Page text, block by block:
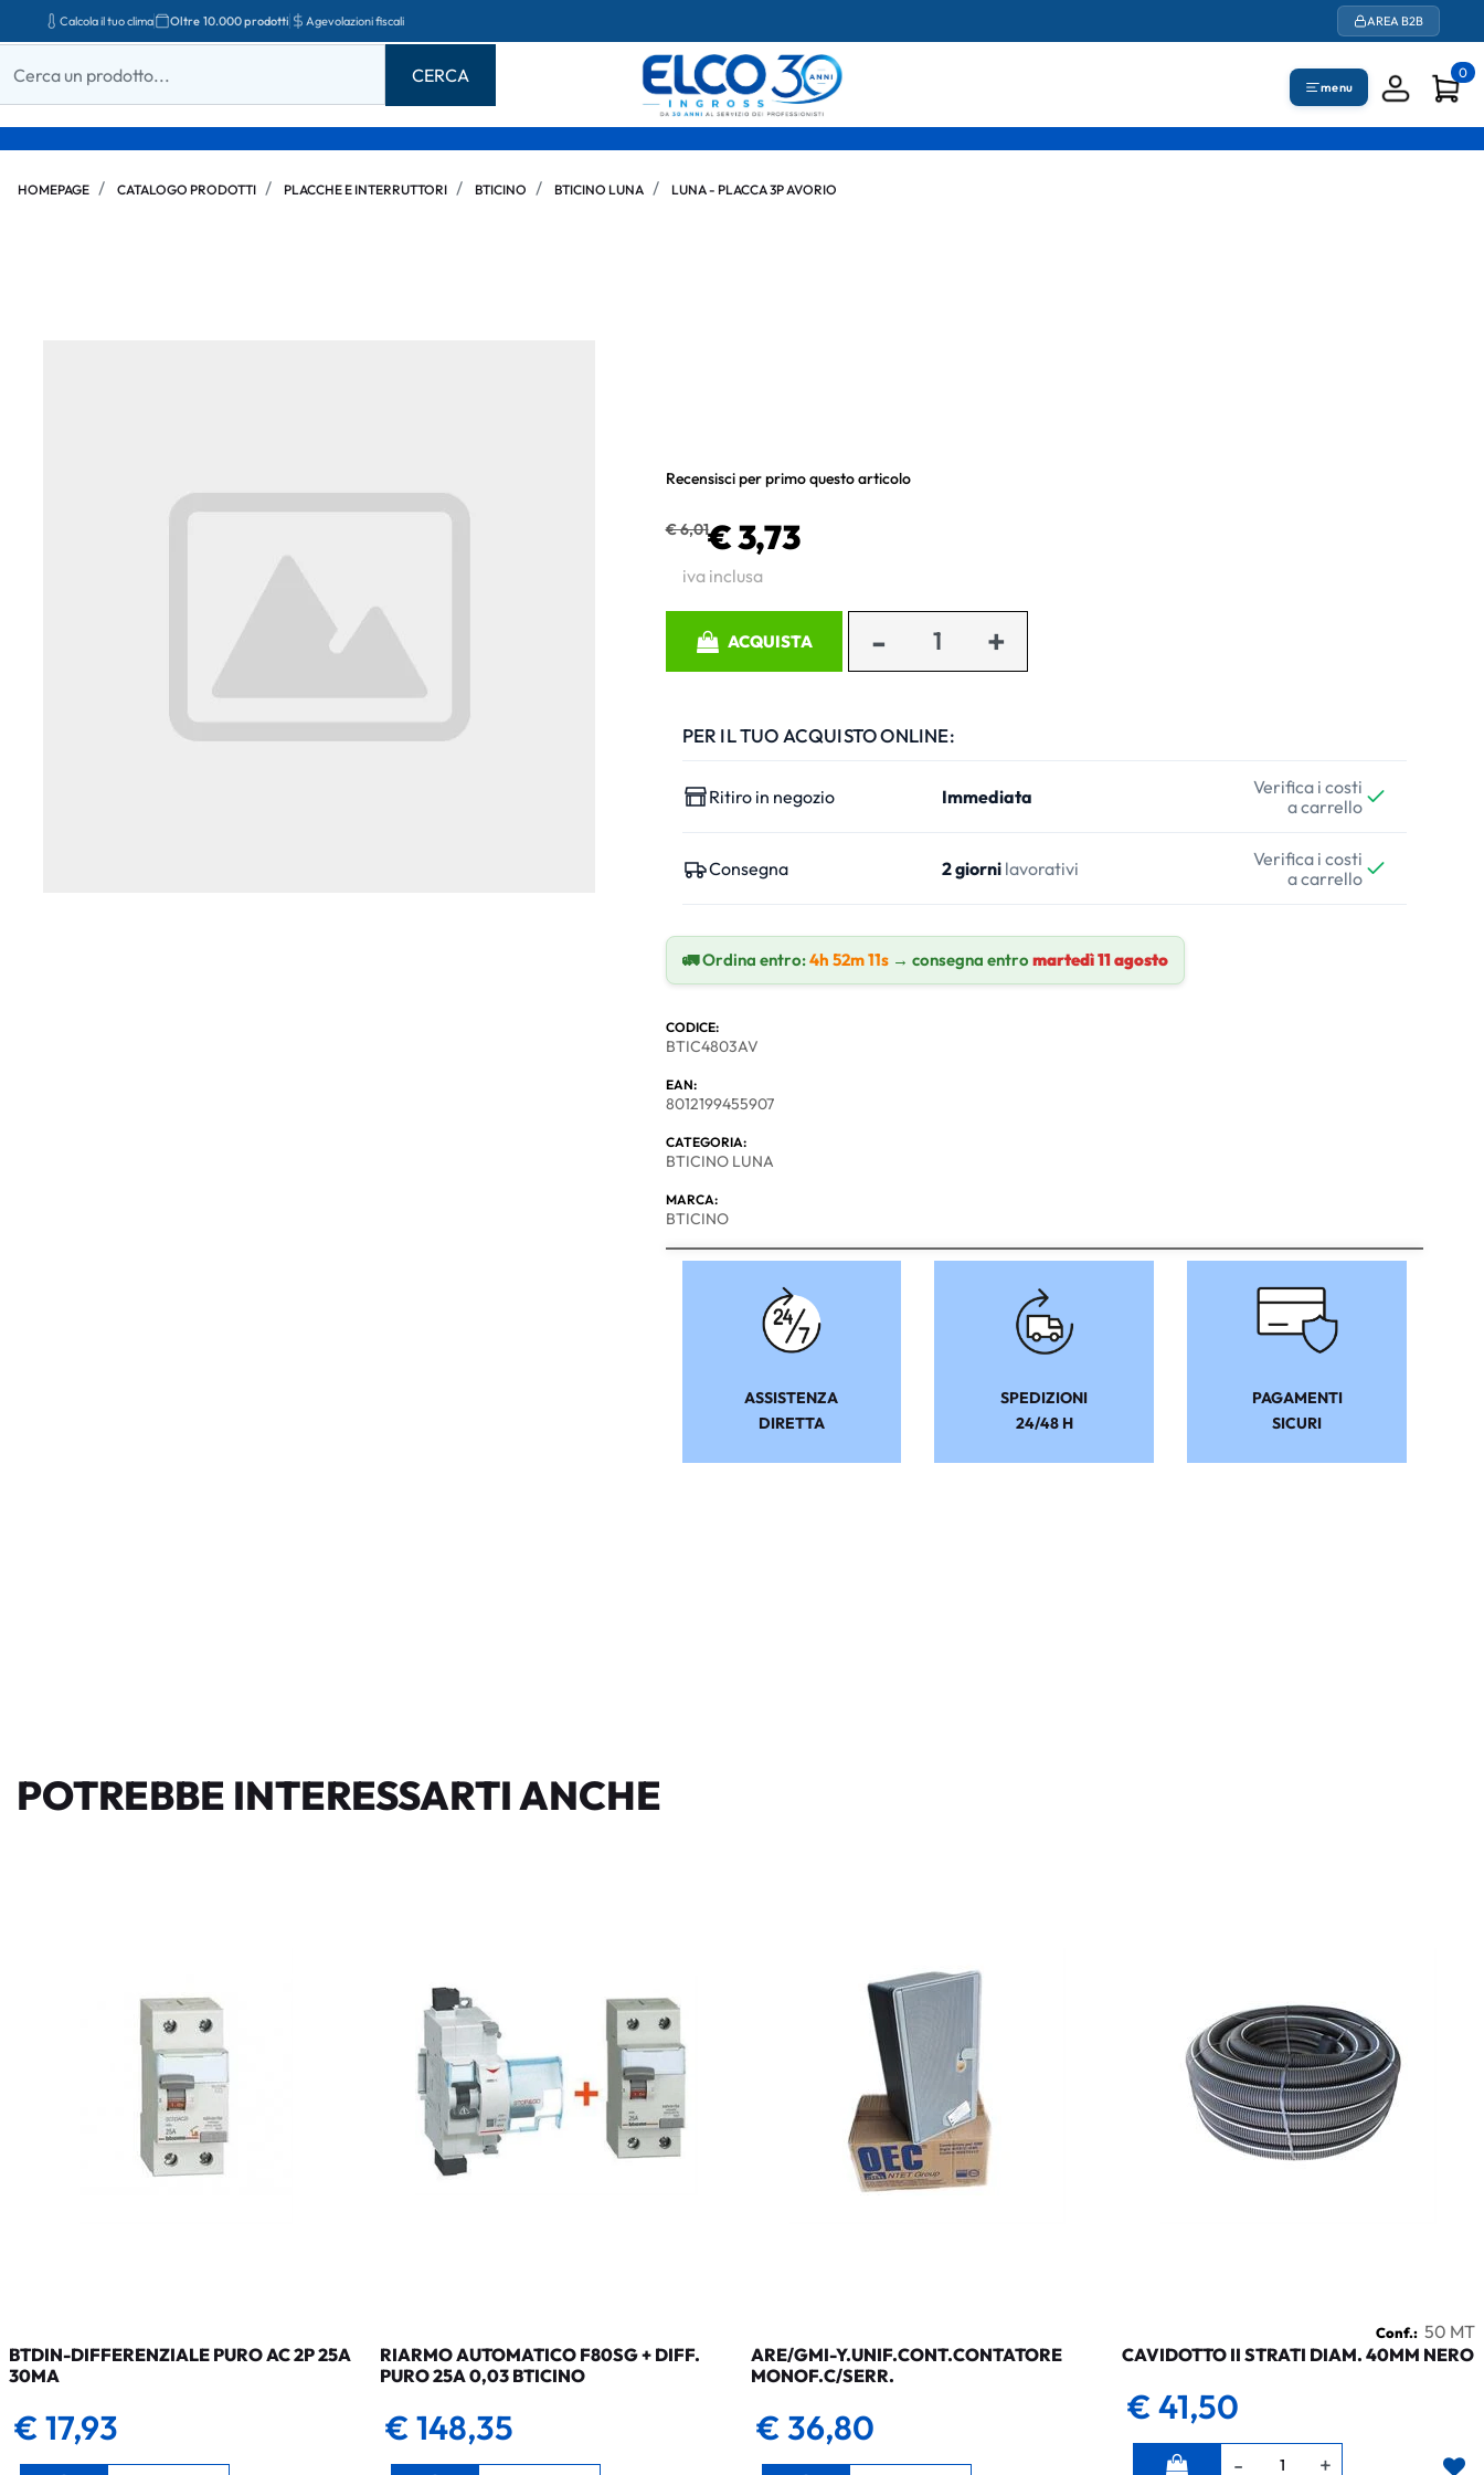
Calcola il tuo clima Oltre 10.000 prodotti Agevolazioni fiscali AREA B2B
menu
0
HOMEPAGE CATALOGO PRODOTTI PLACCHE E INTERRUTTORI BTICINO BTICINO LUNA LUNA - PLACCA 3P AVORIO
Recensisci per primo questo articolo
€ 6,01€ 3,73
iva inclusa
ACQUISTA
PER IL TUO ACQUISTO ONLINE:
Ritiro in negozio Immediata
Verifica i costi
a carrello
Consegna 2 giornilavorativi
Verifica i costi
a carrello
🚛 Ordina entro:4h 52m 10s → consegna entromartedì 11 agosto
CODICE:
BTIC4803AV
EAN:
8012199455907
CATEGORIA:
BTICINO LUNA
MARCA:
BTICINO
ASSISTENZA
DIRETTA
SPEDIZIONI
24/48 H
PAGAMENTI
SICURI
POTREBBE INTERESSARTI ANCHE
BTDIN-DIFFERENZIALE PURO AC 2P 25A
30MA
€ 17,93
RIARMO AUTOMATICO F80SG + DIFF.
PURO 25A 0,03 BTICINO
€ 148,35
ARE/GMI-Y.UNIF.CONT.CONTATORE
MONOF.C/SERR.
€ 36,80
Conf.: 50 MT
CAVIDOTTO II STRATI DIAM. 40MM NERO
€ 41,50
Quantità